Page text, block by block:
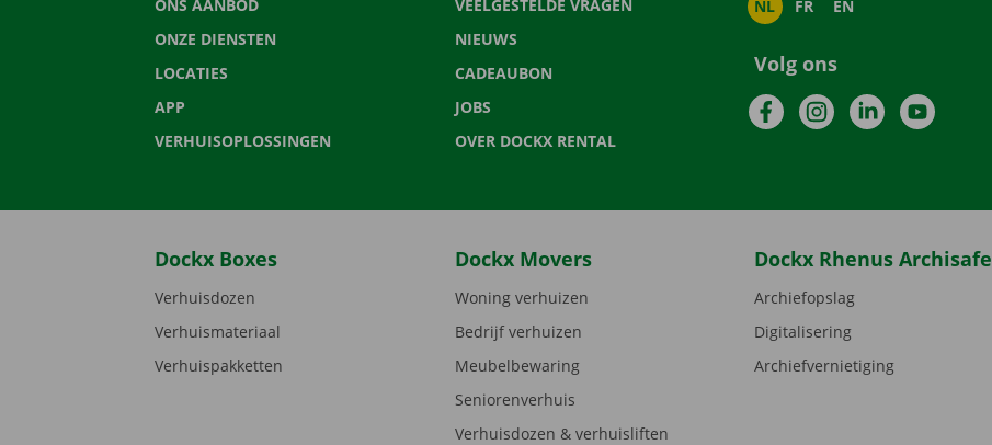
ONS AANBOD
ONZE DIENSTEN
LOCATIES
APP
VERHUISOPLOSSINGEN
VEELGESTELDE VRAGEN
NIEUWS
CADEAUBON
JOBS
OVER DOCKX RENTAL
NL FR EN
Volg ons
FacebookInstagramLinkedInYouTube
Dockx Boxes
Verhuisdozen
Verhuismateriaal
Verhuispakketten
Dockx Movers
Woning verhuizen
Bedrijf verhuizen
Meubelbewaring
Seniorenverhuis
Verhuisdozen & verhuisliften
Dockx Rhenus Archisafe
Archiefopslag
Digitalisering
Archiefvernietiging